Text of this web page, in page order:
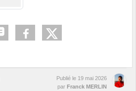
Publié le 19 mai 2026
par Franck MERLIN